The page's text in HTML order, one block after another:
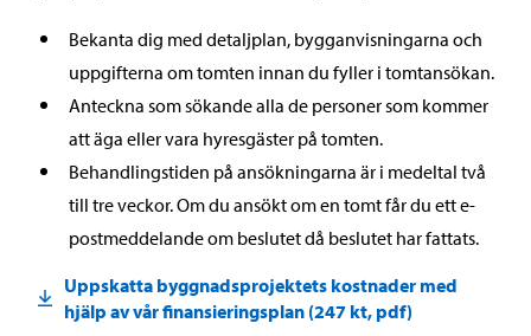
Bekanta dig med detaljplan, bygganvisningarna och
uppgifterna om tomten innan du fyller i tomtansökan.
Anteckna som sökande alla de personer som kommer
att äga eller vara hyresgäster på tomten.
Behandlingstiden på ansökningarna är i medeltal två
till tre veckor. Om du ansökt om en tomt får du ett e-
postmeddelande om beslutet då beslutet har fattats.
Uppskatta byggnadsprojektets kostnader med
hjälp av vår finansieringsplan (247 kt, pdf)